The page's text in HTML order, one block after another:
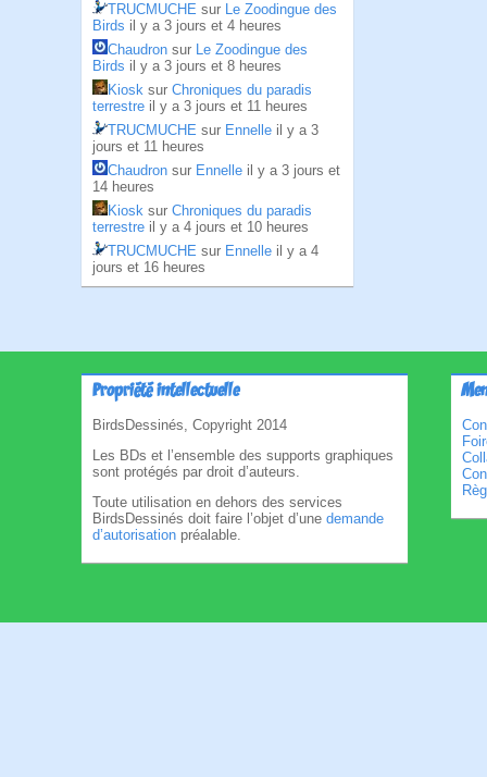
TRUCMUCHE sur Le Zoodingue des
Birds il y a 3 jours et 4 heures
Chaudron sur Le Zoodingue des
Birds il y a 3 jours et 8 heures
Kiosk sur Chroniques du paradis
terrestre il y a 3 jours et 11 heures
TRUCMUCHE sur Ennelle il y a 3
jours et 11 heures
Chaudron sur Ennelle il y a 3 jours et
14 heures
Kiosk sur Chroniques du paradis
terrestre il y a 4 jours et 10 heures
TRUCMUCHE sur Ennelle il y a 4
jours et 16 heures
Propriété intellectuelle
BirdsDessinés, Copyright 2014
Les BDs et l’ensemble des supports graphiques
sont protégés par droit d’auteurs.
Toute utilisation en dehors des services
BirdsDessinés doit faire l’objet d’une demande
d’autorisation préalable.